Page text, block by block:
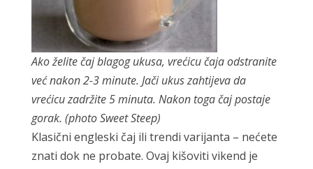
Ako želite čaj blagog ukusa, vrećicu čaja odstranite
već nakon 2-3 minute. Jači ukus zahtijeva da
vrećicu zadržite 5 minuta. Nakon toga čaj postaje
gorak. (photo Sweet Steep)
Klasični engleski čaj ili trendi varijanta – nećete
znati dok ne probate. Ovaj kišoviti vikend je